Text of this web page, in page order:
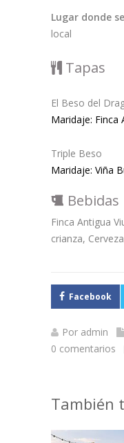
Lugar donde
local
Tapas
El Beso del
Maridaje: Finca
Triple Beso
Maridaje: Viña
Bebidas
Finca Antigua
crianza,
Facebook
Por admin
0 comentarios
También